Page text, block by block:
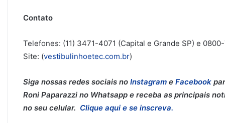
Contato
Telefones: (11) 3471-4071 (Capital e Grande SP) e
Site: (vestibulinhoetec.com.br)
Siga nossas redes sociais no Instagram e Facebook
Roni Paparazzi no Whatsapp e receba as principais
no seu celular. Clique aqui e se inscreva.